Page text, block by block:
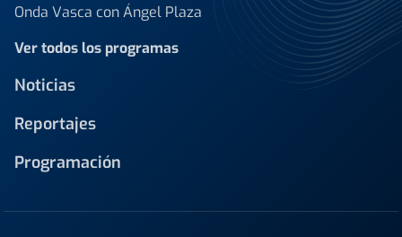
Onda Vasca con Ángel Plaza
Ver todos los programas
Noticias
Reportajes
Programación